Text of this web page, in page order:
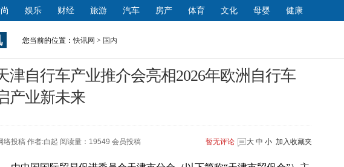
娱乐 财经 旅游 汽车 房产 体育 文化 母婴 健康
您当前的位置：快讯网 > 国内
津自行车产业推介会亮相2026年欧洲自行车
产业新未来
络投稿 作者:白起 阅读量：19549 会员投稿 大 中 小 加入收藏夹
暂无评论